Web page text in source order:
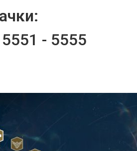
- 5555